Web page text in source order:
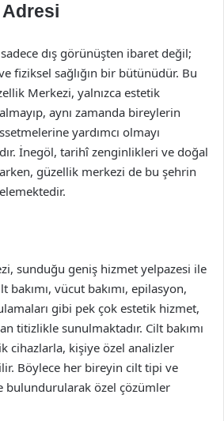
dış görünüşten ibaret değil;
fiziksel sağlığın bir bütünüdür. Bu
Merkezi, yalnızca estetik
aynı zamanda bireylerin
yardımcı olmayı
İnegöl, tarihî zenginlikleri ve doğal
güzellik merkezi de bu şehrin
sunduğu geniş hizmet yelpazesi ile
bakımı, vücut bakımı, epilasyon,
gibi pek çok estetik hizmet,
titizlikle sunulmaktadır. Cilt bakımı
cihazlarla, kişiye özel analizler
Böylece her bireyin cilt tipi ve
bulundurularak özel çözümler